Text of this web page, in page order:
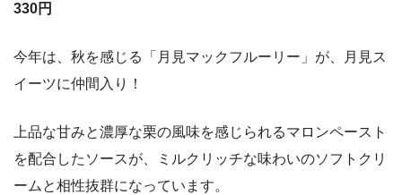
330円
今年は、秋を感じる「月見マックフルーリー」が、月見ス
イーツに仲間入り！
上品な甘みと濃厚な栗の風味を感じられるマロンペースト
を配合したソースが、ミルクリッチな味わいのソフトクリ
ームと相性抜群になっています。